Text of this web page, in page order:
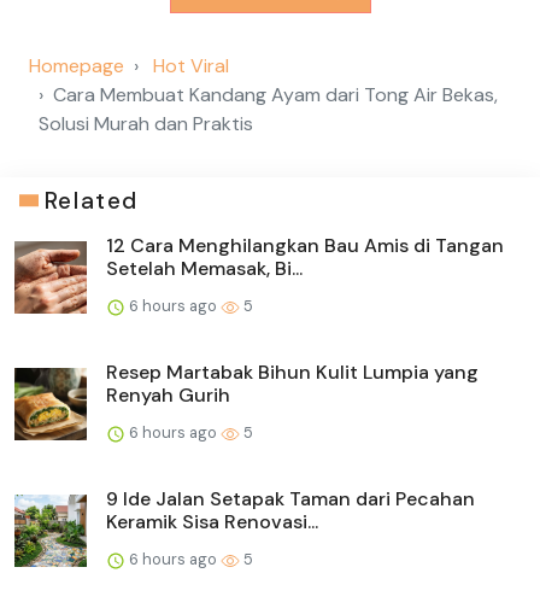
Homepage
Hot Viral
Cara Membuat Kandang Ayam dari Tong Air Bekas,
Solusi Murah dan Praktis
Related
12 Cara Menghilangkan Bau Amis di Tangan
Setelah Memasak, Bi...
6 hours ago 5
Resep Martabak Bihun Kulit Lumpia yang
Renyah Gurih
6 hours ago 5
9 Ide Jalan Setapak Taman dari Pecahan
Keramik Sisa Renovasi...
6 hours ago 5